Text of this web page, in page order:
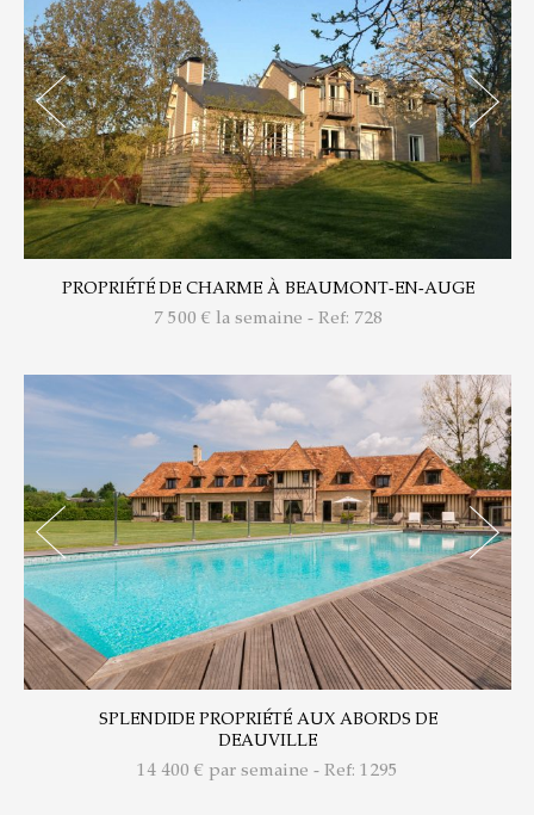
PROPRIÉTÉ DE CHARME À BEAUMONT-EN-AUGE
7 500 € la semaine - Ref: 728
SPLENDIDE PROPRIÉTÉ AUX ABORDS DE
DEAUVILLE
14 400 € par semaine - Ref: 1295